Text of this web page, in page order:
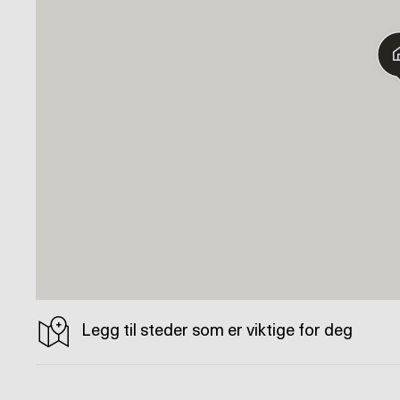
Legg til steder som er viktige for deg